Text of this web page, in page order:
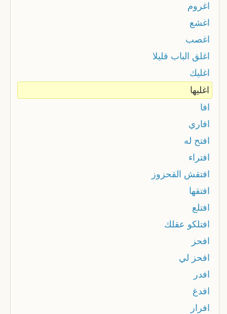
اغروم
اغشع
اغصب
اغلق الباب قليلا
اغليك
اغليها
افا
افاري
افتح له
افتراء
افتقش القحزوز
افتقها
افتلع
افتلكو عقلك
افحز
افحز لي
افدر
افدغ
افرار